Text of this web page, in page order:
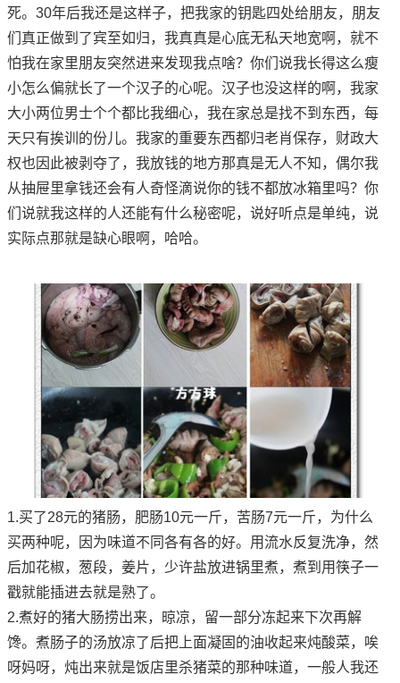
死。30年后我还是这样子，把我家的钥匙四处给朋友，朋友
们真正做到了宾至如归，我真真是心底无私天地宽啊，就不
怕我在家里朋友突然进来发现我点啥？你们说我长得这么瘦
小怎么偏就长了一个汉子的心呢。汉子也没这样的啊，我家
大小两位男士个个都比我细心，我在家总是找不到东西，每
天只有挨训的份儿。我家的重要东西都归老肖保存，财政大
权也因此被剥夺了，我放钱的地方那真是无人不知，偶尔我
从抽屉里拿钱还会有人奇怪滴说你的钱不都放冰箱里吗？你
们说就我这样的人还能有什么秘密呢，说好听点是单纯，说
实际点那就是缺心眼啊，哈哈。
1.买了28元的猪肠，肥肠10元一斤，苦肠7元一斤，为什么
买两种呢，因为味道不同各有各的好。用流水反复洗净，然
后加花椒，葱段，姜片，少许盐放进锅里煮，煮到用筷子一
戳就能插进去就是熟了。
2.煮好的猪大肠捞出来，晾凉，留一部分冻起来下次再解
馋。煮肠子的汤放凉了后把上面凝固的油收起来炖酸菜，唉
呀妈呀，炖出来就是饭店里杀猪菜的那种味道，一般人我还